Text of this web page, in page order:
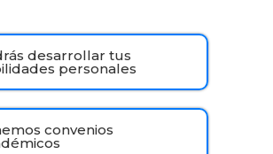
desarrollar tus
personales
convenios